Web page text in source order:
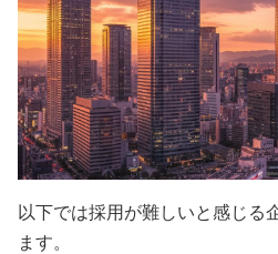
以下では採用が難しいと感じる
ます。